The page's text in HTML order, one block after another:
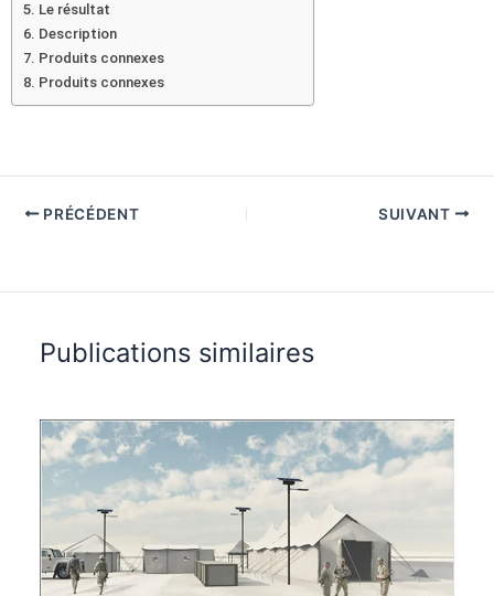
Le résultat
Description
Produits connexes
Produits connexes
PRÉCÉDENT SUIVANT
Publications similaires